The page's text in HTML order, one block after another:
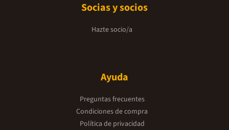
Socias y socios
Hazte socio/a
Ayuda
Preguntas frecuentes
Condiciones de compra
Política de privacidad